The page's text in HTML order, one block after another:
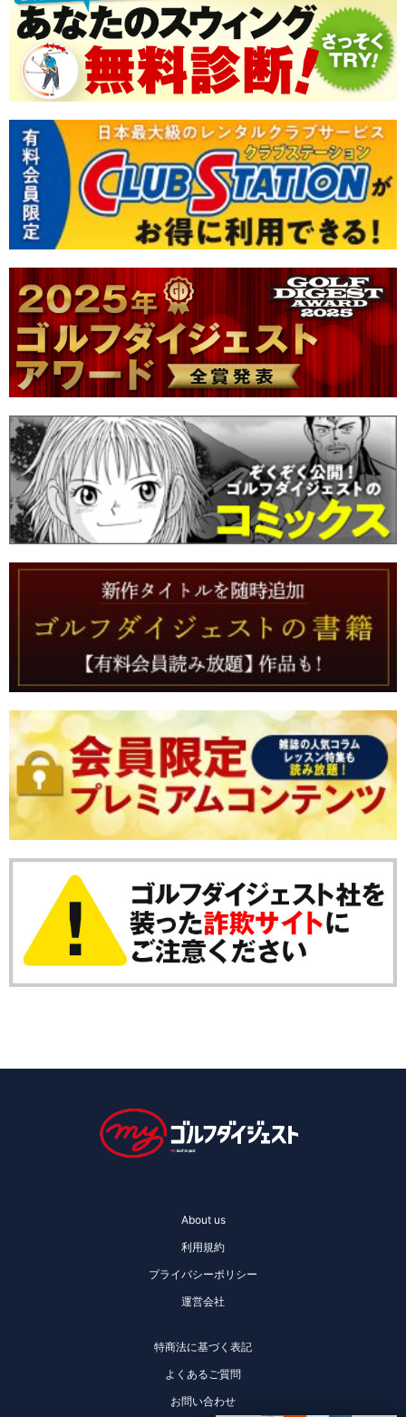
About us
利用規約
プライバシーポリシー
運営会社
特商法に基づく表記
よくあるご質問
お問い合わせ